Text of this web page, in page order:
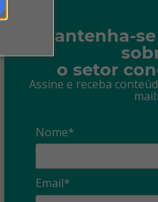
Mantenha-
o setor
Assine e receba
mail:
Nome*
Email*